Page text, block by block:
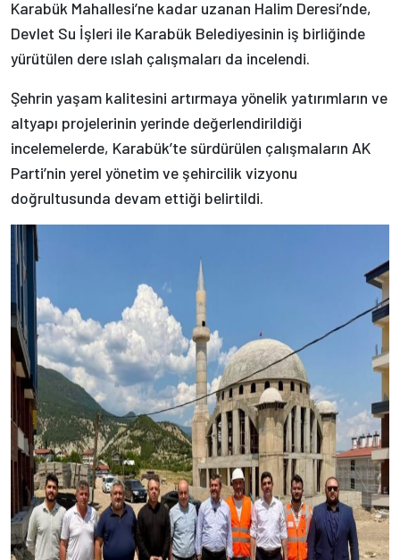
Karabük Mahallesi’ne kadar uzanan Halim Deresi’nde,
Devlet Su İşleri ile Karabük Belediyesinin iş birliğinde
yürütülen dere ıslah çalışmaları da incelendi.
Şehrin yaşam kalitesini artırmaya yönelik yatırımların ve
altyapı projelerinin yerinde değerlendirildiği
incelemelerde, Karabük’te sürdürülen çalışmaların AK
Parti’nin yerel yönetim ve şehircilik vizyonu
doğrultusunda devam ettiği belirtildi.